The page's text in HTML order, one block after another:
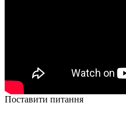
Поставити питання